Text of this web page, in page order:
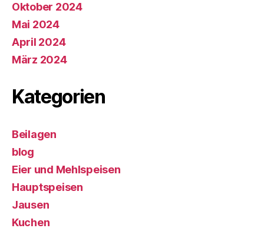
Oktober 2024
Mai 2024
April 2024
März 2024
Kategorien
Beilagen
blog
Eier und Mehlspeisen
Hauptspeisen
Jausen
Kuchen